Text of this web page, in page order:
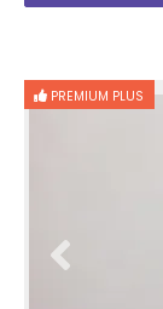
PREMIUM PLUS